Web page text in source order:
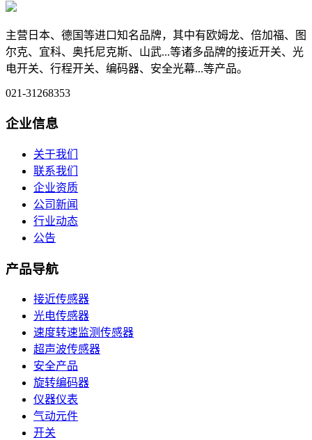
主营日本、德国等进口知名品牌，其中有欧姆龙、倍加福、图
尔克、宜科、奥托尼克斯、山武...等诸多品牌的接近开关、光
电开关、行程开关、编码器、安全光幕...等产品。
021-31268353
企业信息
关于我们
联系我们
企业资质
公司新闻
行业动态
公告
产品导航
接近传感器
光电传感器
速度转速监测传感器
超声波传感器
安全产品
旋转编码器
仪器仪表
气动元件
开关